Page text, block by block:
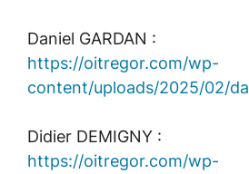
Daniel GARDAN :
https://oitregor.com/wp-
content/uploads/2025/02/
Didier DEMIGNY :
https://oitregor.com/wp-